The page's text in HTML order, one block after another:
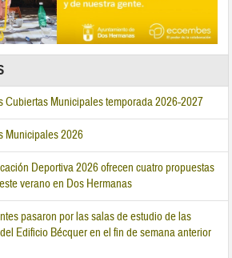
Cubiertas Municipales temporada 2026-2027
Municipales 2026
Deportiva 2026 ofrecen cuatro propuestas
verano en Dos Hermanas
pasaron por las salas de estudio de las
Edificio Bécquer en el fin de semana anterior